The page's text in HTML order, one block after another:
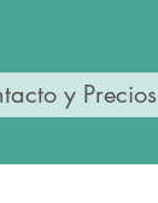
y Precios